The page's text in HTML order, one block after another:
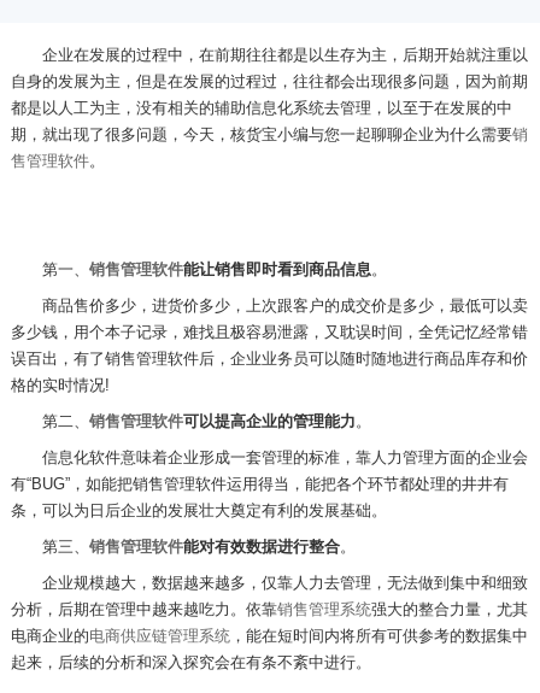
企业在发展的过程中，在前期往往都是以生存为主，后期开始就注重以
自身的发展为主，但是在发展的过程过，往往都会出现很多问题，因为前期
都是以人工为主，没有相关的辅助信息化系统去管理，以至于在发展的中
期，就出现了很多问题，今天，核货宝小编与您一起聊聊企业为什么需要销
售管理软件。
第一、 销售管理软件能让销售即时看到商品信息。
商品售价多少，进货价多少，上次跟客户的成交价是多少，最低可以卖
多少钱，用个本子记录，难找且极容易泄露，又耽误时间，全凭记忆经常错
误百出，有了销售管理软件后，企业业务员可以随时随地进行商品库存和价
格的实时情况!
第二、 销售管理软件可以提高企业的管理能力。
信息化软件意味着企业形成一套管理的标准，靠人力管理方面的企业会
有“BUG”，如能把销售管理软件运用得当，能把各个环节都处理的井井有
条，可以为日后企业的发展壮大奠定有利的发展基础。
第三、 销售管理软件能对有效数据进行整合。
企业规模越大，数据越来越多，仅靠人力去管理，无法做到集中和细致
分析，后期在管理中越来越吃力。依靠销售管理系统强大的整合力量，尤其
电商企业的电商供应链管理系统，能在短时间内将所有可供参考的数据集中
起来，后续的分析和深入探究会在有条不紊中进行。